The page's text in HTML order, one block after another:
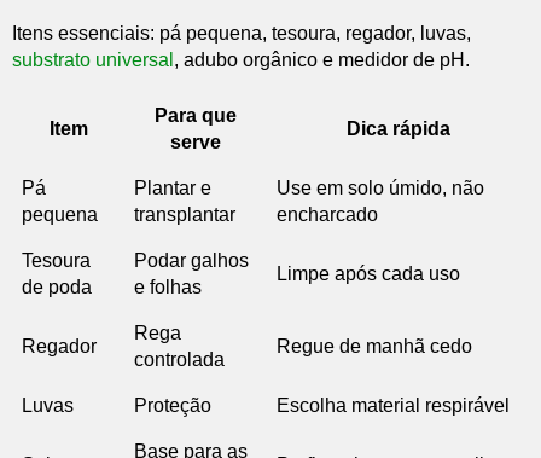
Itens essenciais: pá pequena, tesoura, regador, luvas,
substrato universal , adubo orgânico e medidor de pH.
Item
Para que
serve
Dica rápida
Pá
pequena
Plantar e
transplantar
Use em solo úmido, não
encharcado
Tesoura
de poda
Podar galhos
e folhas
Limpe após cada uso
Regador
Rega
controlada
Regue de manhã cedo
Luvas Proteção Escolha material respirável
Base para as